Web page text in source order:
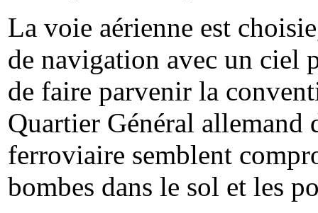
La voie aérienne est
de navigation avec un ciel
de faire parvenir la
Quartier Général allemand
ferroviaire semblent
bombes dans le sol et les